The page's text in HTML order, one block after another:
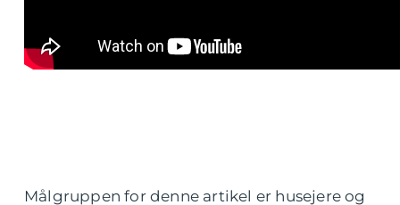
Målgruppen for denne artikel er husejere og